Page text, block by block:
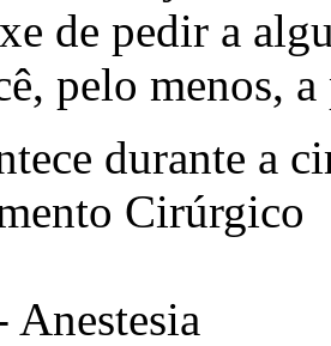
de pedir a
pelo menos,
durante a
Cirúrgico
Anestesia